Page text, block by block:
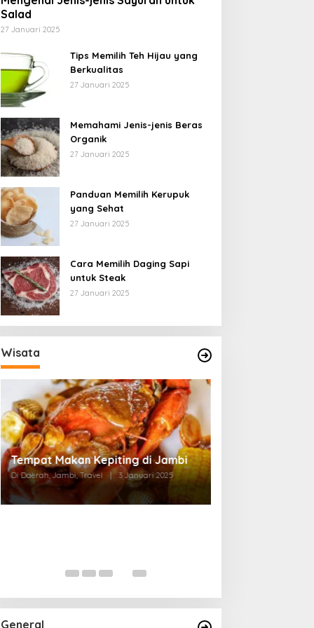
Salad
27 Januari 2025
Tips Memilih Teh Hijau yang
Berkualitas
27 Januari 2025
Memahami Jenis-jenis Beras
Organik
27 Januari 2025
Panduan Memilih Kerupuk
yang Sehat
27 Januari 2025
Cara Memilih Daging Sapi
untuk Steak
27 Januari 2025
Wisata
Tempat Makan di Thehok Jambi
Di Daerah, Jambi, Travel | 3 Januari 2025
General